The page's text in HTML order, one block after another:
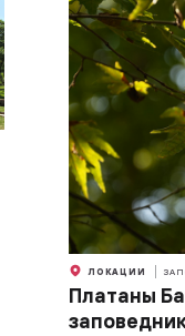
ЛОКАЦИИ
Платаны